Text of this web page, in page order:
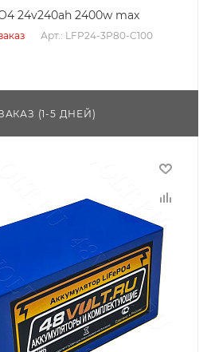
24v240ah 2400w max
Арт.: LFP24-3P80-C100
(1-5 ДНЕЙ)